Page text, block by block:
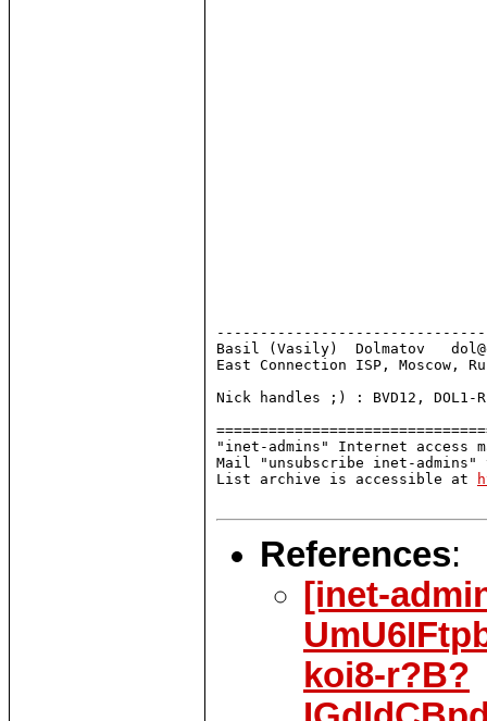
Basil (Vasily)  Dolmatov
East Connection ISP, Moscow,
Nick handles ;) : BVD12, DOL1-
"inet-admins" Internet access
Mail "unsubscribe inet-
List archive is accessible at
References:
[inet-
koi8-r?B?